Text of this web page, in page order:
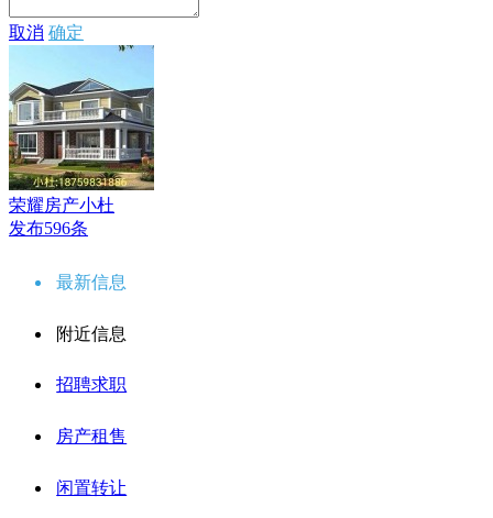
取消 确定
荣耀房产小杜
发布596条
最新信息
附近信息
招聘求职
房产租售
闲置转让